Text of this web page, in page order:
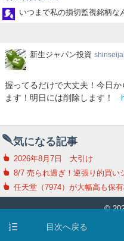
いつまで私の損切監視銘柄な
新
ャ
パ
新生ジャパン投資
握ってるだけで大丈夫！今日
ます！明日には削除します！
気になる記事
2026年8月7日 大引け
8/7 売られ過ぎ！逆張り的買い
任天堂（7974）が大幅高も保
目次へ戻る
©